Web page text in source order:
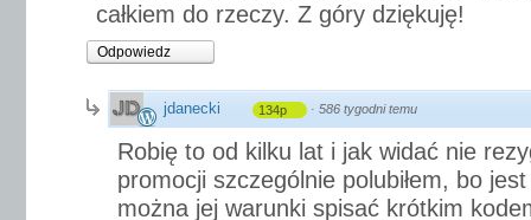
całkiem do rzeczy. Z góry dziękuję!
Odpowiedz
jdanecki 134p · 586 tygodni temu
Robię to od kilku lat i jak widać nie
promocji szczególnie polubiłem, bo
można jej warunki spisać krótkim